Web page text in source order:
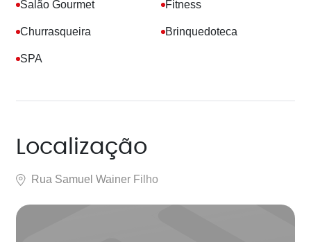
Salão Gourmet Fitness
Churrasqueira Brinquedoteca
SPA
Localização
Rua Samuel Wainer Filho